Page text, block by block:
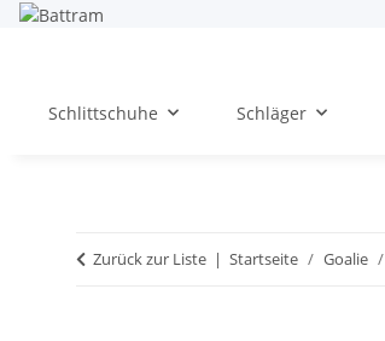
Schlittschuhe Schläger
Zurück zur Liste Startseite Goalie